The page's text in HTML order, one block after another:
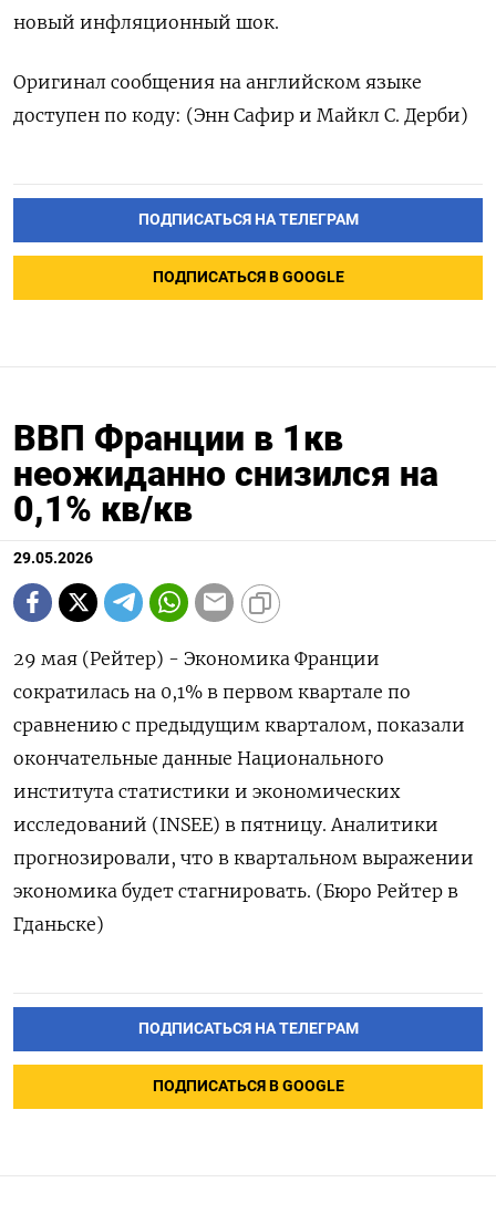
новый ​инфляционный шок.
Оригинал сообщения на английском языке
доступен по ‌коду: (Энн Сафир и Майкл С. Дерби)
ПОДПИСАТЬСЯ НА ТЕЛЕГРАМ
ПОДПИСАТЬСЯ В GOOGLE
ВВП Франции в 1кв
неожиданно снизился на
0,1% кв/кв
29.05.2026
29 мая (Рейтер) - Экономика ‌Франции ​
сократилась ​на 0,1% в ​первом ⁠квартале ‌по
‌сравнению с ​предыдущим ‌кварталом, ​показали
окончательные ‌данные Национального
института ​статистики ​и экономических
‌исследований (INSEE) ​в пятницу. Аналитики
прогнозировали, что в ​квартальном ⁠выражении
‌экономика будет ‌стагнировать. (Бюро Рейтер ​в
‌Гданьске)
ПОДПИСАТЬСЯ НА ТЕЛЕГРАМ
ПОДПИСАТЬСЯ В GOOGLE